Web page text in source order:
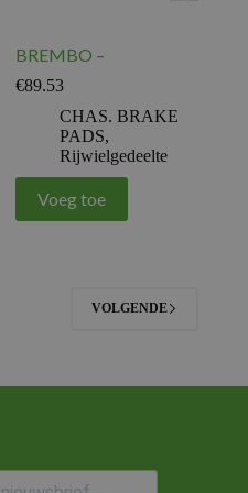
BREMBO –
€89.53
CHAS. BRAKE
PADS,
Rijwielgedeelte
Voeg toe
VOLGENDE